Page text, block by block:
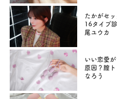
たかがセ
16タイプ
尾ユウカ
いい恋愛
原因？膣
なろう